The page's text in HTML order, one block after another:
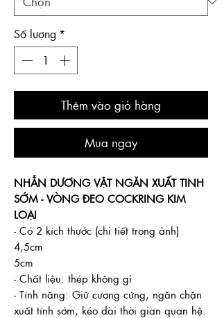
Số lượng *
Thêm vào giỏ hàng
Mua ngay
NHẪN DƯƠNG VẬT NGĂN XUẤT TINH
SỚM - VÒNG ĐEO COCKRING KIM
LOẠI
- Có 2 kích thước (chi tiết trong ảnh)
4,5cm
5cm
- Chất liệu: thép không gỉ
- Tính năng: Giữ cương cứng, ngăn chặn
xuất tính sớm, kéo dài thời gian quan hệ.